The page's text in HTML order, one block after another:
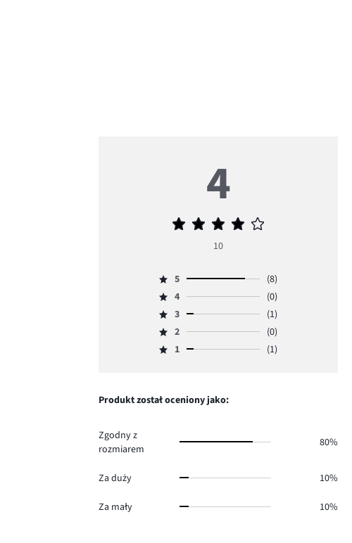
4
Średnia
4
10
Ocena
5,
ilość
głosów
5
(8)
Ocena
4,
ilość
głosów
4
(0)
Ocena
3,
ilość
3
(1)
Ocena
2,
0.
2
(0)
Ocena
głosów
1 (1)
Produkt został oceniony jako:
Zgodny z
rozmiarem
80%
Za duży 10%
Za mały 10%